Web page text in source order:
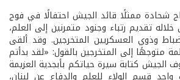
شحادة ممثلًا قائد الجيش احتفالًا في فوج
خلاله تقديم رتباء وجنود متمرنين إلى العلم،
وذوي العسكريين المتخرجين. وقد ألقى
متوجهًا إلى المتخرجين بالقول: «لقد بدأتم
كتابة سيرة حياتكم بأبجدية العزيمة
واحدٍ قسم الولاء للعلم والدفاع عن لبنان،